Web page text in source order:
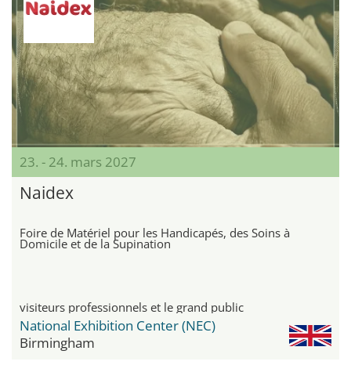
23. - 24. mars 2027
Naidex
Foire de Matériel pour les Handicapés, des Soins à
Domicile et de la Supination
visiteurs professionnels et le grand public
National Exhibition Center (NEC)
Birmingham